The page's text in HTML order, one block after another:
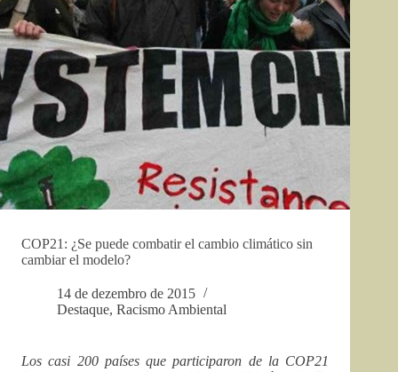
COP21: ¿Se puede combatir el cambio climático sin
cambiar el modelo?
14 de dezembro de 2015
Destaque, Racismo Ambiental
Los casi 200 países que participaron de la COP21